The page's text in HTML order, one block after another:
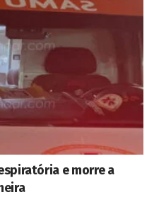
e morre a